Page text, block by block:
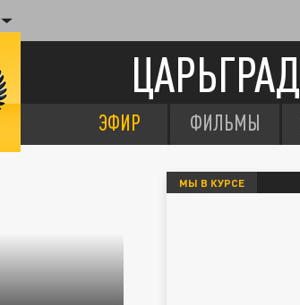
ЦАРЬГРАД
ЭФИР ФИЛЬМЫ
МЫ В КУРСЕ